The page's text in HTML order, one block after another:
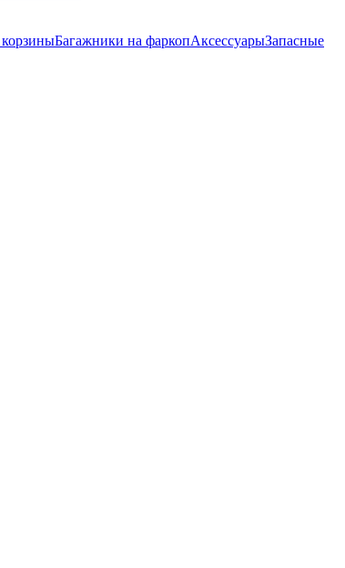
Багажники на фаркопАксессуарыЗапасные